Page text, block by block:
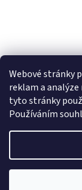
Webové stránky
reklam a
tyto stránky
Používáním
Copyright 2026